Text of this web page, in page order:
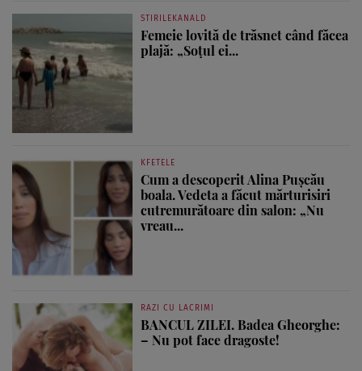
STIRILEKANALD
Femeie lovită de trăsnet când făcea
plajă: „Soțul ei...
KFETELE
Cum a descoperit Alina Pușcău
boala. Vedeta a făcut mărturisiri
cutremurătoare din salon: „Nu
vreau...
RAZI CU LACRIMI
BANCUL ZILEI. Badea Gheorghe:
– Nu pot face dragoste!